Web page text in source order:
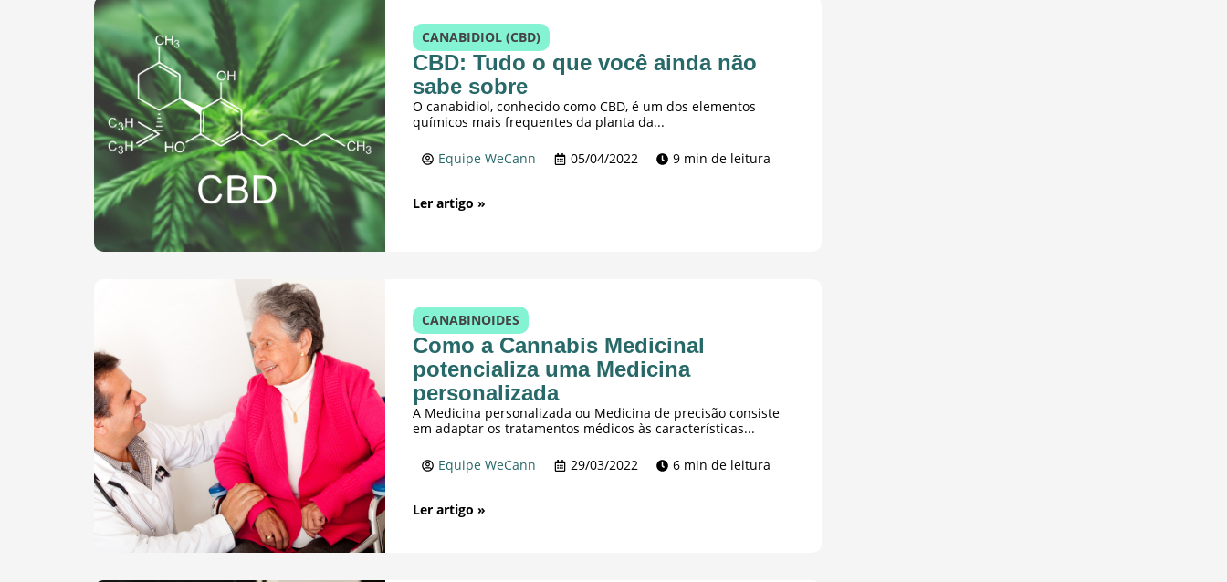
CANABIDIOL (CBD)
CBD: Tudo o que você ainda não
sabe sobre
O canabidiol, conhecido como CBD, é um dos elementos
químicos mais frequentes da planta da...
Equipe WeCann 05/04/2022 9 min de leitura
Ler artigo »
CANABINOIDES
Como a Cannabis Medicinal
potencializa uma Medicina
personalizada
A Medicina personalizada ou Medicina de precisão consiste
em adaptar os tratamentos médicos às características...
Equipe WeCann 29/03/2022 6 min de leitura
Ler artigo »